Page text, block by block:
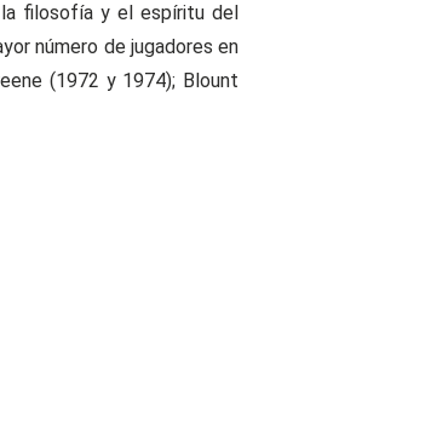
filosofía y el espíritu del
número de jugadores en
(1972 y 1974); Blount